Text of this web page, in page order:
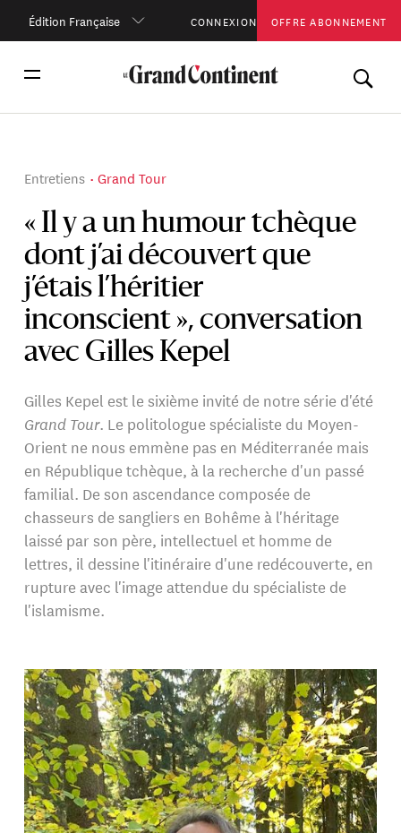
Édition Française CONNEXION OFFRE ABONNEMENT
« Il y a un humour tchèque
dont j’ai découvert que
j’étais l’héritier
inconscient », conversation
avec Gilles Kepel
Entretiens Grand Tour
Gilles Kepel est le sixième invité de notre série d'été
Grand Tour. Le politologue spécialiste du Moyen-
Orient ne nous emmène pas en Méditerranée mais
en République tchèque, à la recherche d'un passé
familial. De son ascendance composée de
chasseurs de sangliers en Bohême à l'héritage
laissé par son père, intellectuel et homme de
lettres, il dessine l'itinéraire d'une redécouverte, en
rupture avec l'image attendue du spécialiste de
l'islamisme.